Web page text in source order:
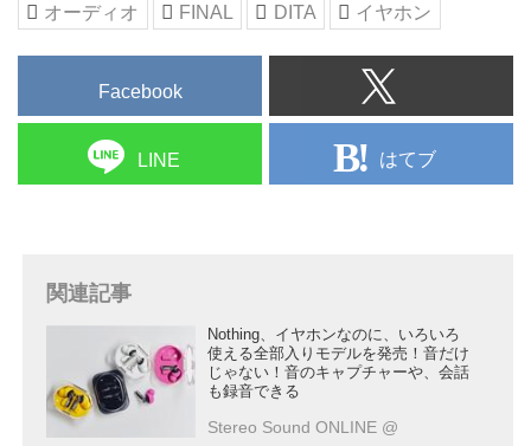
オーディオ
FINAL DITA イヤホン
Facebook
LINE はてブ
関連記事
Nothing、イヤホンなのに、いろいろ
使える全部入りモデルを発売！音だけ
じゃない！音のキャプチャーや、会話
も録音できる
Stereo Sound ONLINE @